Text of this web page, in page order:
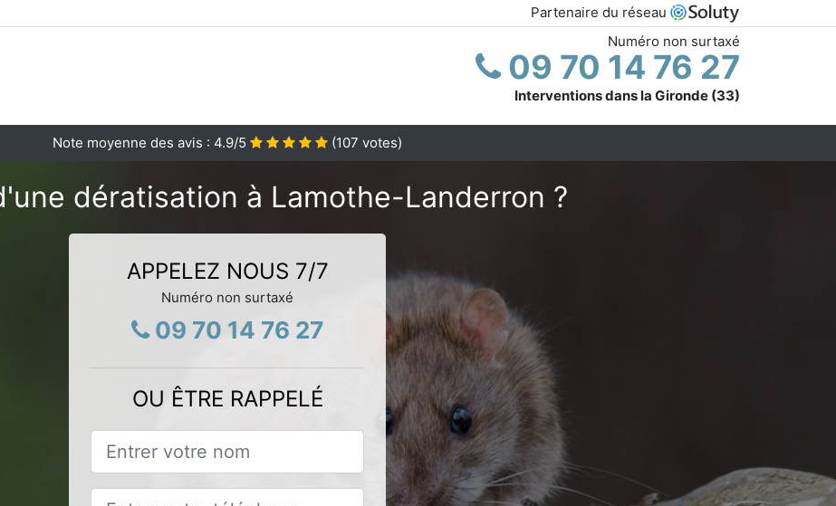
Partenaire du réseau
Numéro non surtaxé
09 70 14 76 27
Interventions dans la Gironde (33)
Note moyenne des avis : 4.9/5 (107 votes)
dératisation à Lamothe-Landerron ?
APPELEZ NOUS 7/7
Numéro non surtaxé
09 70 14 76 27
OU ÊTRE RAPPELÉ